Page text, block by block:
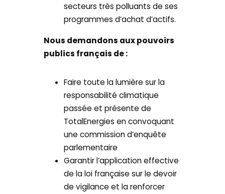
secteurs très polluants de ses
programmes d’achat d’actifs.
Nous demandons aux pouvoirs
publics français de :
Faire toute la lumière sur la
responsabilité climatique
passée et présente de
TotalEnergies en convoquant
une commission d’enquête
parlementaire
Garantir l’application effective
de la loi française sur le devoir
de vigilance et la renforcer